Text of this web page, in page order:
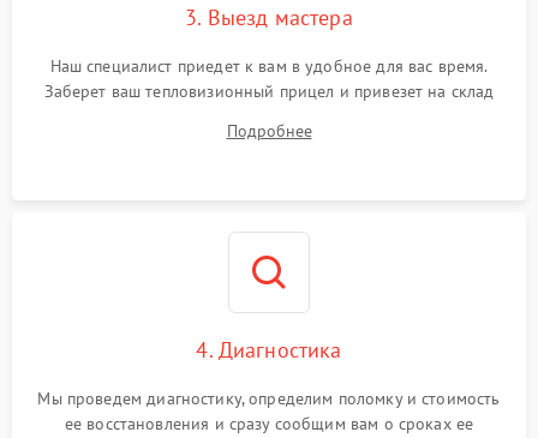
3. Выезд мастера
Наш специалист приедет к вам в удобное для вас время.
Заберет ваш тепловизионный прицел и привезет на склад
Подробнее
4. Диагностика
Мы проведем диагностику, определим поломку и стоимость
ее восстановления и сразу сообщим вам о сроках ее